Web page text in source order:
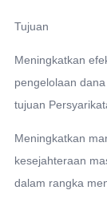
Tujuan
Meningkatkan
pengelolaan
tujuan
Meningkatkan
kesejahteraan
dalam rangka